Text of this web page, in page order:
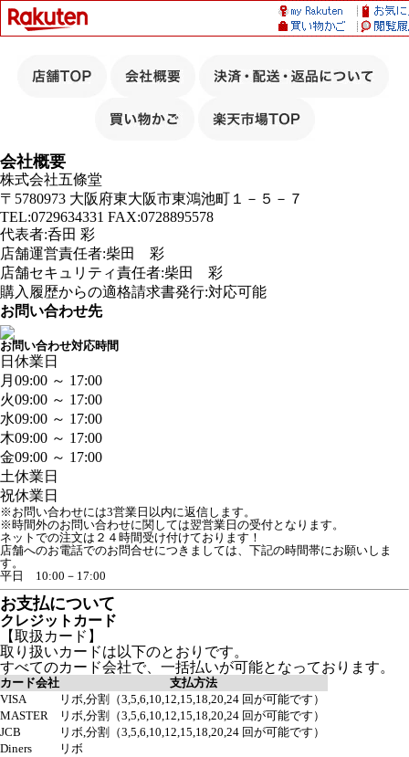
会社概要
株式会社五條堂
〒5780973 大阪府東大阪市東鴻池町１－５－７
TEL:0729634331 FAX:0728895578
代表者:呑田 彩
店舗運営責任者:柴田 彩
店舗セキュリティ責任者:柴田 彩
購入履歴からの適格請求書発行:対応可能
お問い合わせ先
お問い合わせ対応時間
日 休業日
月 09:00 ～ 17:00
火09:00 ～ 17:00
水09:00 ～ 17:00
木09:00 ～ 17:00
金09:00 ～ 17:00
土休業日
祝休業日
※お問い合わせには3営業日以内に返信します。
※時間外のお問い合わせに関しては翌営業日の受付となります。
ネットでの注文は２４時間受け付けております！
店舗へのお電話でのお問合せにつきましては、下記の時間帯にお願いしま
す。
平日　10:00－17:00
お支払について
クレジットカード
【取扱カード】
取り扱いカードは以下のとおりです。
すべてのカード会社で、一括払いが可能となっております。
カード会社
支払方法
VISA
リボ,分割（3,5,6,10,12,15,18,20,24 回が可能です）
MASTER
リボ,分割（3,5,6,10,12,15,18,20,24 回が可能です）
JCB
リボ,分割（3,5,6,10,12,15,18,20,24 回が可能です）
Diners
リボ